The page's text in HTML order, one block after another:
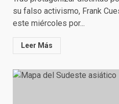
su falso activismo, Frank
este miércoles por...
Leer Más